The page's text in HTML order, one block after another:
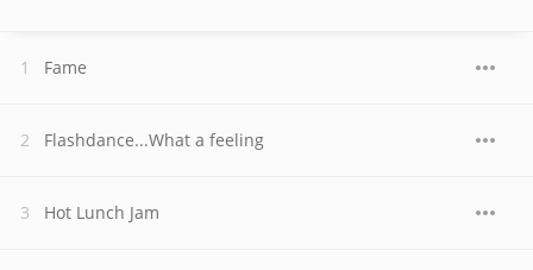
Fame
Flashdance...What a feeling
Hot Lunch Jam